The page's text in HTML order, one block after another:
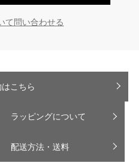
て問い合わせる
こちら
ラッピングについて
配送方法・送料